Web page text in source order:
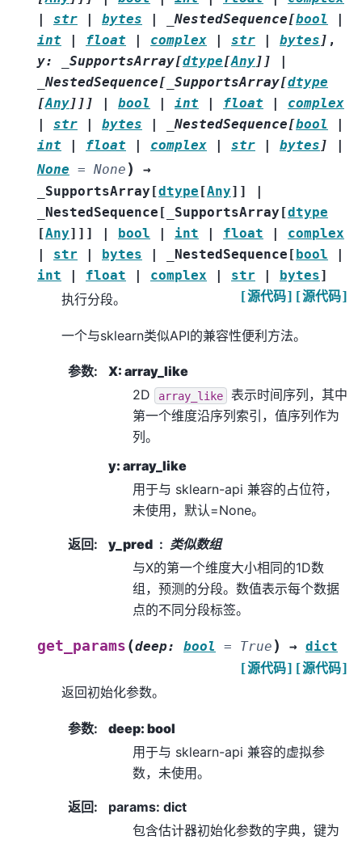
str bytes _NestedSequence[bool
int
float complex str bytes ] ,
y: _SupportsArray[dtype[Any] ]
_NestedSequence[ _SupportsArray[dtype
[Any] ] ] bool int float
complex
str bytes _NestedSequence[bool
int
float complex str bytes ]
None = None )
→
_SupportsArray [dtype [Any] ]
_NestedSequence [ _SupportsArray [dtype
[Any] ] ] bool int float
complex
str bytes _NestedSequence [ bool
int
float complex str bytes]
[源代码]
[源代码]
执行分段。
一个与sklearn类似API的兼容性便利方法。
参数:
X: array_like
2D
array_like
表示时间序列，其中
第一个维度沿序列索引，值序列作为
列。
y: array_like
用于与 sklearn-api 兼容的占位符，
未使用，默认=None。
返回: y_pred
类似数组
与X的第一个维度大小相同的1D数
组，预测的分段。数值表示每个数据
点的不同分段标签。
get_params (deep: bool = True ) → dict
[源代码]
[源代码]
返回初始化参数。
参数:
deep: bool
用于与 sklearn-api 兼容的虚拟参
数，未使用。
返回:
params: dict
包含估计器初始化参数的字典，键为